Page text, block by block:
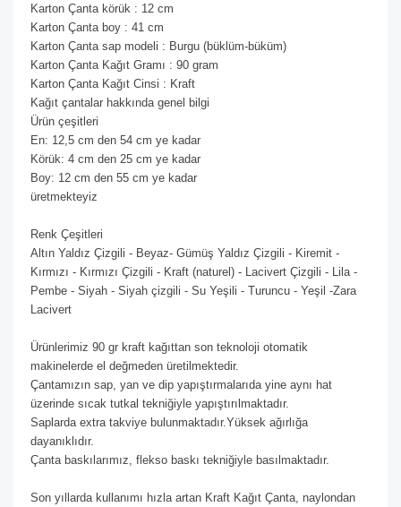
Karton Çanta körük : 12 cm
Karton Çanta boy : 41 cm
Karton Çanta sap modeli : Burgu (büklüm-büküm)
Karton Çanta Kağıt Gramı : 90 gram
Karton Çanta Kağıt Cinsi : Kraft
Kağıt çantalar hakkında genel bilgi
Ürün çeşitleri
En: 12,5 cm den 54 cm ye kadar
Körük: 4 cm den 25 cm ye kadar
Boy: 12 cm den 55 cm ye kadar
üretmekteyiz
Renk Çeşitleri
Altın Yaldız Çizgili - Beyaz- Gümüş Yaldız Çizgili - Kiremit -
Kırmızı - Kırmızı Çizgili - Kraft (naturel) - Lacivert Çizgili - Lila -
Pembe - Siyah - Siyah çizgili - Su Yeşili - Turuncu - Yeşil -Zara
Lacivert
Ürünlerimiz 90 gr kraft kağıttan son teknoloji otomatik
makinelerde el değmeden üretilmektedir.
Çantamızın sap, yan ve dip yapıştırmalarıda yine aynı hat
üzerinde sıcak tutkal tekniğiyle yapıştırılmaktadır.
Saplarda extra takviye bulunmaktadır.Yüksek ağırlığa
dayanıklıdır.
Çanta baskılarımız, flekso baskı tekniğiyle basılmaktadır.
Son yıllarda kullanımı hızla artan Kraft Kağıt Çanta, naylondan